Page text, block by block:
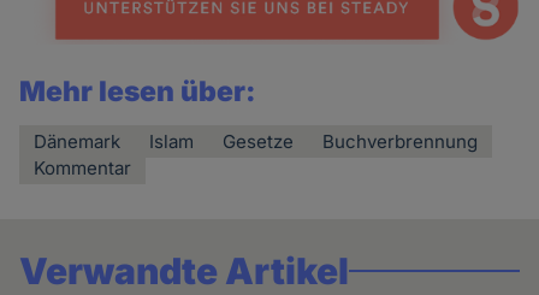
Mehr lesen über:
Dänemark Islam Gesetze
Buchverbrennung
Kommentar
Verwandte Artikel